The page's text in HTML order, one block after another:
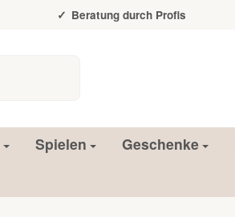
Beratung durch Profis
Spielen Geschenke